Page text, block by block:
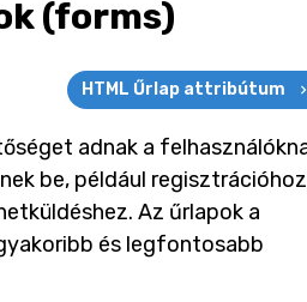
(forms)
HTML Űrlap attribútum
adnak a
be, például
Az űrlapok a
és legfontosabb